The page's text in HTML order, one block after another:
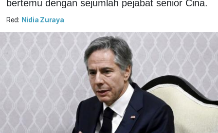
bertemu dengan sejumlah pejabat senior Cina.
Red: Nidia Zuraya